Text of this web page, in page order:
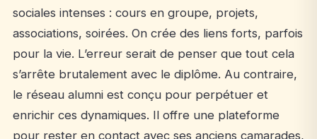
sociales intenses : cours en groupe, projets,
associations, soirées. On crée des liens forts, parfois
pour la vie. L’erreur serait de penser que tout cela
s’arrête brutalement avec le diplôme. Au contraire,
le réseau alumni est conçu pour perpétuer et
enrichir ces dynamiques. Il offre une plateforme
pour rester en contact avec ses anciens camarades,